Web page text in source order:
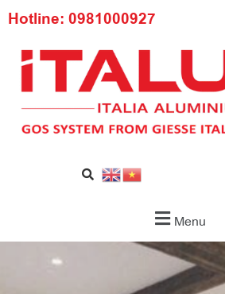
Hotline: 0981000927
Menu